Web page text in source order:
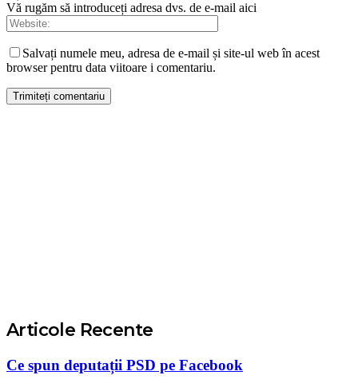
Vă rugăm să introduceți adresa dvs. de e-mail aici
Salvați numele meu, adresa de e-mail și site-ul web în acest
browser pentru data viitoare i comentariu.
Articole Recente
Ce spun deputații PSD pe Facebook